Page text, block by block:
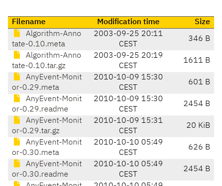
Filename Modification time
Size
Algorithm-Anno
tate-0.10.meta
2003-09-25 20:11
CEST
346 B
Algorithm-Anno
tate-0.10.tar.gz
2003-09-25 20:19
CEST
1611 B
AnyEvent-Monit
or-0.29.meta
2010-10-09 15:30
CEST
601 B
AnyEvent-Monit
or-0.29.readme
2010-10-09 15:30
CEST
2454 B
AnyEvent-Monit
or-0.29.tar.gz
2010-10-09 15:31
CEST
20 KiB
AnyEvent-Monit
or-0.30.meta
2010-10-10 05:49
CEST
626 B
AnyEvent-Monit
or-0.30.readme
2010-10-10 05:49
CEST
2454 B